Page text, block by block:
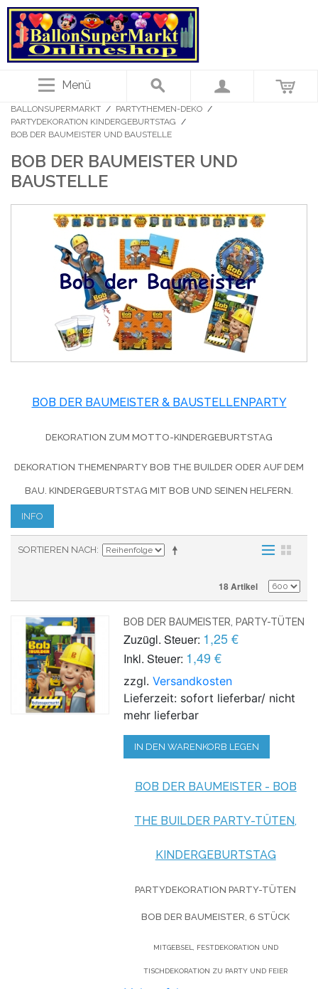
Menü
BALLONSUPERMARKT / PARTYTHEMEN-DEKO /
PARTYDEKORATION KINDERGEBURTSTAG /
BOB DER BAUMEISTER UND BAUSTELLE
BOB DER BAUMEISTER UND
BAUSTELLE
BOB DER BAUMEISTER & BAUSTELLENPARTY
DEKORATION ZUM MOTTO-KINDERGEBURTSTAG
DEKORATION THEMENPARTY BOB THE BUILDER ODER AUF DEM
BAU. KINDERGEBURTSTAG MIT BOB UND SEINEN HELFERN.
INFO
SORTIEREN NACH
18 Artikel
BOB DER BAUMEISTER, PARTY-TÜTEN
Zuzügl. Steuer: 1,25 €
Inkl. Steuer: 1,49 €
zzgl.Versandkosten
Lieferzeit: sofort lieferbar/ nicht
mehr lieferbar
IN DEN WARENKORB LEGEN
BOB DER BAUMEISTER - BOB
THE BUILDER PARTY-TÜTEN,
KINDERGEBURTSTAG
PARTYDEKORATION PARTY-TÜTEN
BOB DER BAUMEISTER, 6 STÜCK
MITGEBSEL, FESTDEKORATION UND
TISCHDEKORATION ZU PARTY UND FEIER